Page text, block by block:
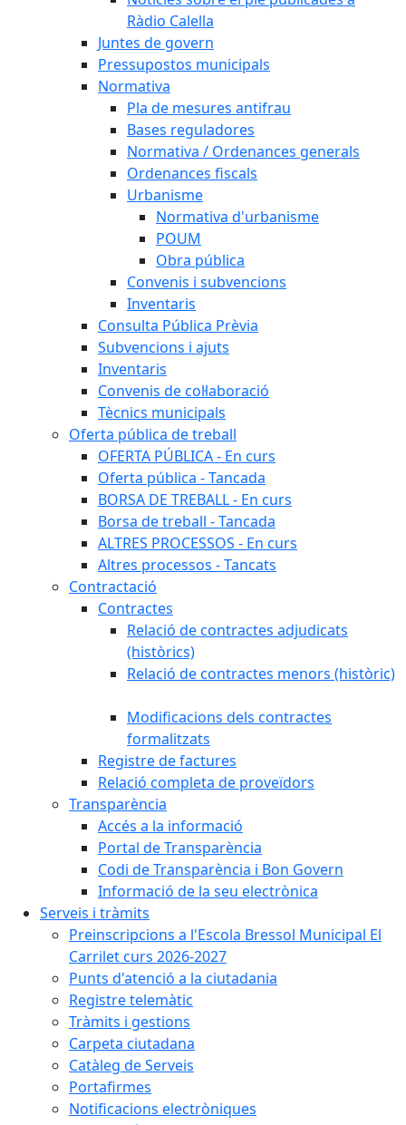
Ràdio Calella
Juntes de govern
Pressupostos municipals
Normativa
Pla de mesures antifrau
Bases reguladores
Normativa / Ordenances generals
Ordenances fiscals
Urbanisme
Normativa d'urbanisme
POUM
Obra pública
Convenis i subvencions
Inventaris
Consulta Pública Prèvia
Subvencions i ajuts
Inventaris
Convenis de col·laboració
Tècnics municipals
Oferta pública de treball
OFERTA PÚBLICA - En curs
Oferta pública - Tancada
BORSA DE TREBALL - En curs
Borsa de treball - Tancada
ALTRES PROCESSOS - En curs
Altres processos - Tancats
Contractació
Contractes
Relació de contractes adjudicats
(històrics)
Relació de contractes menors (històric)
Modificacions dels contractes
formalitzats
Registre de factures
Relació completa de proveïdors
Transparència
Accés a la informació
Portal de Transparència
Codi de Transparència i Bon Govern
Informació de la seu electrònica
Serveis i tràmits
Preinscripcions a l'Escola Bressol Municipal El
Carrilet curs 2026-2027
Punts d'atenció a la ciutadania
Registre telemàtic
Tràmits i gestions
Carpeta ciutadana
Catàleg de Serveis
Portafirmes
Notificacions electròniques